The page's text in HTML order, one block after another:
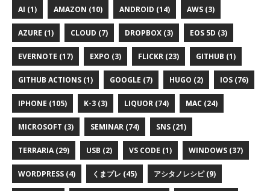
AI (1) AMAZON (10) ANDROID (14) AWS (3)
AZURE (1) CLOUD (7) DROPBOX (3) EOS 5D (3)
EVERNOTE (17) EXPO (3) FLICKR (23) GITHUB (1)
GITHUB ACTIONS (1) GOOGLE (7) HUGO (2) IOS (76)
IPHONE (105) K-3 (3) LIQUOR (74) MAC (24)
MICROSOFT (3) SEMINAR (74) SNS (21)
TERRARIA (29) USB (2) VS CODE (1) WINDOWS (37)
WORDPRESS (4) くまプレ (45) アシタノレシピ (9)